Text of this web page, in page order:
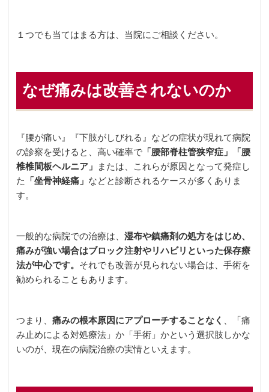
１つでも当てはまる方は、当院にご相談ください。
なぜ痛みは改善されないのか
『腰が痛い』『下肢がしびれる』などの症状が現れて病院
の診察を受けると、高い確率で 「腰部脊柱管狭窄症」「腰
椎椎間板ヘルニア」
または、これらが原因となって発症し
た
「坐骨神経痛」 などと診断されるケースが多くありま
す。
一般的な病院での治療は、湿布や鎮痛剤の処方をはじめ、
痛みが強い場合はブロック注射やリハビリといった保存療
法が中心です。 それでも改善が見られない場合は、手術を
勧められることもあります。
つまり、痛みの根本原因にアプローチすることなく
、「痛
み止めによる対処療法」か「手術」かという選択肢しかな
いのが、現在の病院治療の実情といえます。